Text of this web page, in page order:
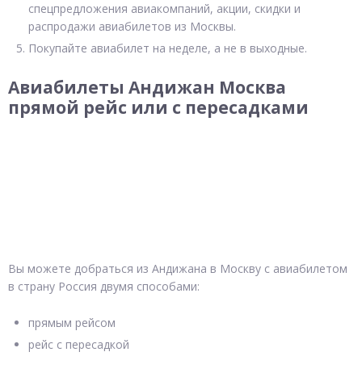
спецпредложения авиакомпаний, акции, скидки и
распродажи авиабилетов из Москвы.
Покупайте авиабилет на неделе, а не в выходные.
Авиабилеты Андижан Москва
прямой рейс или с пересадками
Вы можете добраться из Андижана в Москву с авиабилетом
в страну Россия двумя способами:
прямым рейсом
рейс с пересадкой